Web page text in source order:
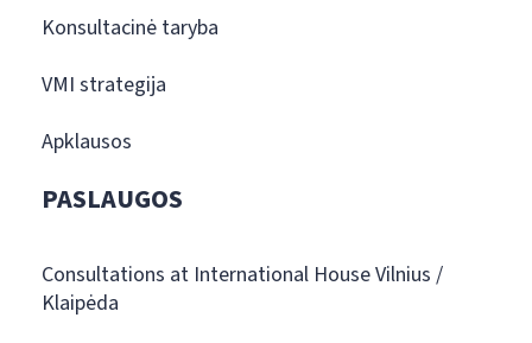
Konsultacinė taryba
VMI strategija
Apklausos
PASLAUGOS
Consultations at International House Vilnius /
Klaipėda